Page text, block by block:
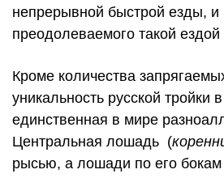
непрерывной быстрой езды, и
преодолеваемого такой ездой
Кроме количества
уникальность русской тройки
единственная в мире
Центральная лошадь (
рысью, а лошади по его бокам